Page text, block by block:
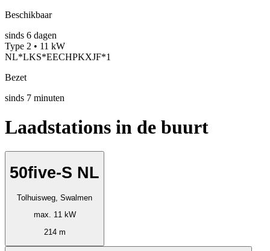
Beschikbaar
sinds 6 dagen
Type 2 • 11 kW
NL*LKS*EECHPKXJF*1
Bezet
sinds 7 minuten
Laadstations in de buurt
50five-S NL
Tolhuisweg, Swalmen
max. 11 kW
214 m